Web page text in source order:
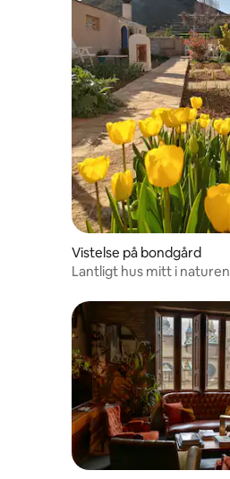
Vistelse på bondgård
Lantligt hus mitt i naturen